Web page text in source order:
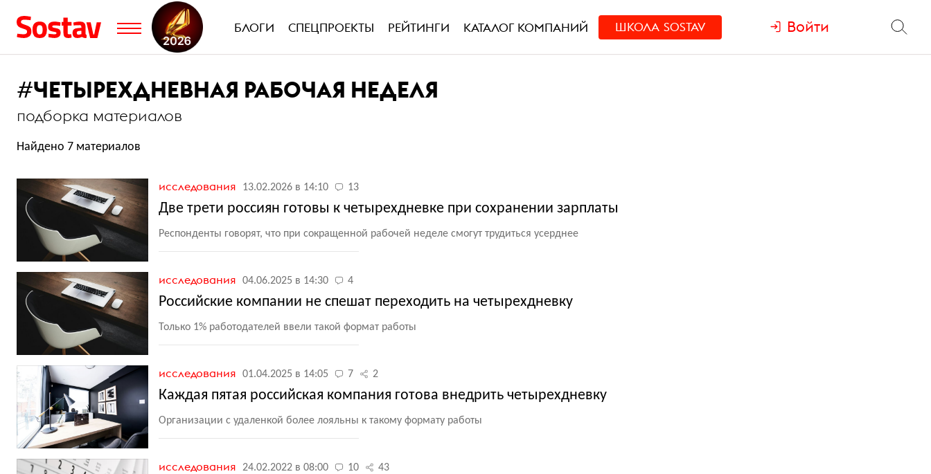
БЛОГИ СПЕЦПРОЕКТЫ РЕЙТИНГИ КАТАЛОГ КОМПАНИЙ ШКОЛА SOSTAV Войти
#ЧЕТЫРЕХДНЕВНАЯ РАБОЧАЯ НЕДЕЛЯ
подборка материалов
Найдено 7 материалов
исследования 13.02.2026 в 14:10 13
Две трети россиян готовы к четырехдневке при сохранении зарплаты
Респонденты говорят, что при сокращенной рабочей неделе смогут трудиться усерднее
исследования 04.06.2025 в 14:30 4
Российские компании не спешат переходить на четырехдневку
Только 1% работодателей ввели такой формат работы
исследования 01.04.2025 в 14:05 7 2
Каждая пятая российская компания готова внедрить четырехдневку
Организации с удаленкой более лояльны к такому формату работы
исследования 24.02.2022 в 08:00 10 43